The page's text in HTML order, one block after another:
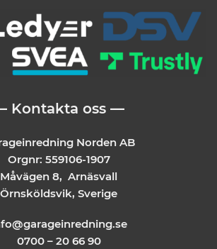
Kontakta oss —
Norden AB
Orgnr: 559106-1907
Måvägen 8, Arnäsvall
Örnsköldsvik, Sverige
0700 – 20 66 90